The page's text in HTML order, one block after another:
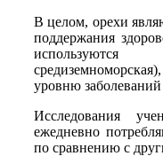
В целом, орехи
поддержания
уровню заболеваний
Исследования
ежедневно
по сравнению с